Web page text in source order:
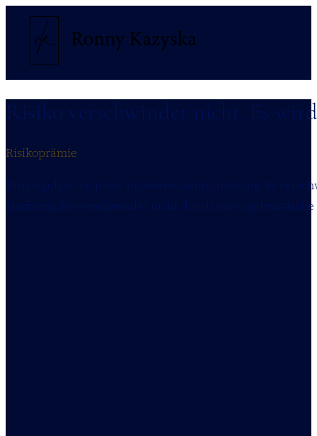
Risiko verschwindet nicht. Es
Risikoprämie
Risiko gehört zu jeder Investmententscheidung.Es
Hoffnung.Es verschwindet nicht durch eine optimistische